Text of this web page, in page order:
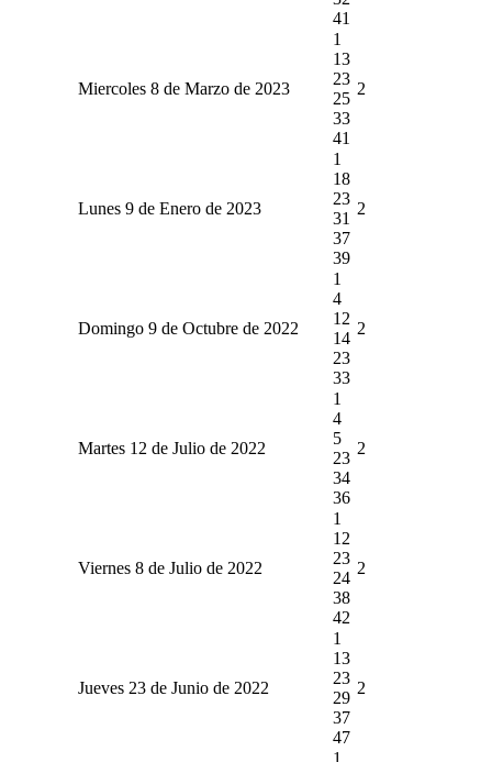
41
Miercoles 8 de Marzo de 2023
1
13
23
25
33
41
2
Lunes 9 de Enero de 2023
1
18
23
31
37
39
2
Domingo 9 de Octubre de 2022
1
4
12
14
23
33
2
Martes 12 de Julio de 2022
1
4
5
23
34
36
2
Viernes 8 de Julio de 2022
1
12
23
24
38
42
2
Jueves 23 de Junio de 2022
1
13
23
29
37
47
2
1